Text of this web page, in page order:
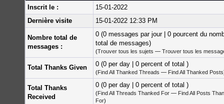
Inscrit le :
15-01-2022
Dernière visite
15-01-2022 12:33 PM
Nombre total de
messages :
0 (0 messages par jour | 0 pourcent du
total de messages)
(Trouver tous les sujets — Trouver tous les
Total Thanks Given 0 (0 per day | 0 percent of total )
(Find All Thanked Threads — Find All Thanked Posts
Total Thanks
Received
0 (0 per day | 0 percent of total )
(Find All Threads Thanked For — Find All Posts
For)